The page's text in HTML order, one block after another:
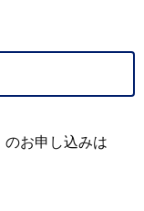
のお申し込みは